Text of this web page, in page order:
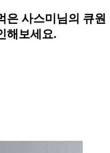
은 사스미님의 큐원
해보세요.